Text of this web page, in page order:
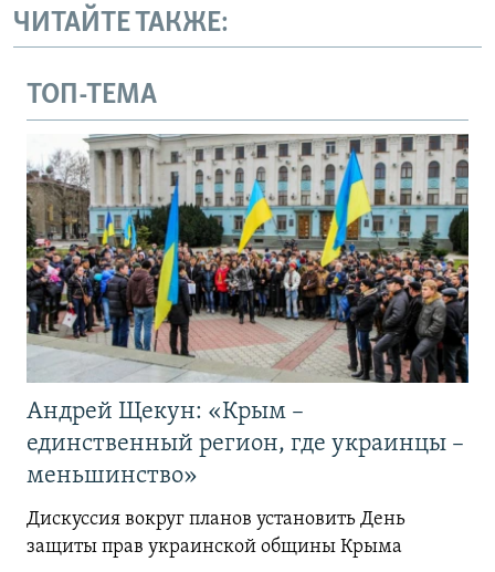
ЧИТАЙТЕ ТАКЖЕ:
ТОП-ТЕМА
Андрей Щекун: «Крым –
единственный регион, где украинцы –
меньшинство»
Дискуссия вокруг планов установить День
защиты прав украинской общины Крыма